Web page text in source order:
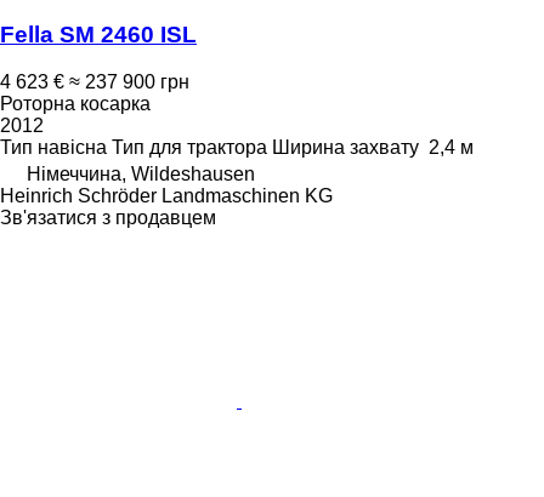
Fella SM 2460 ISL
4 623 € ≈ 237 900 грн
Роторна косарка
2012
Тип навісна Тип для трактора Ширина захвату 2,4 м
Німеччина, Wildeshausen
Heinrich Schröder Landmaschinen KG
Зв'язатися з продавцем